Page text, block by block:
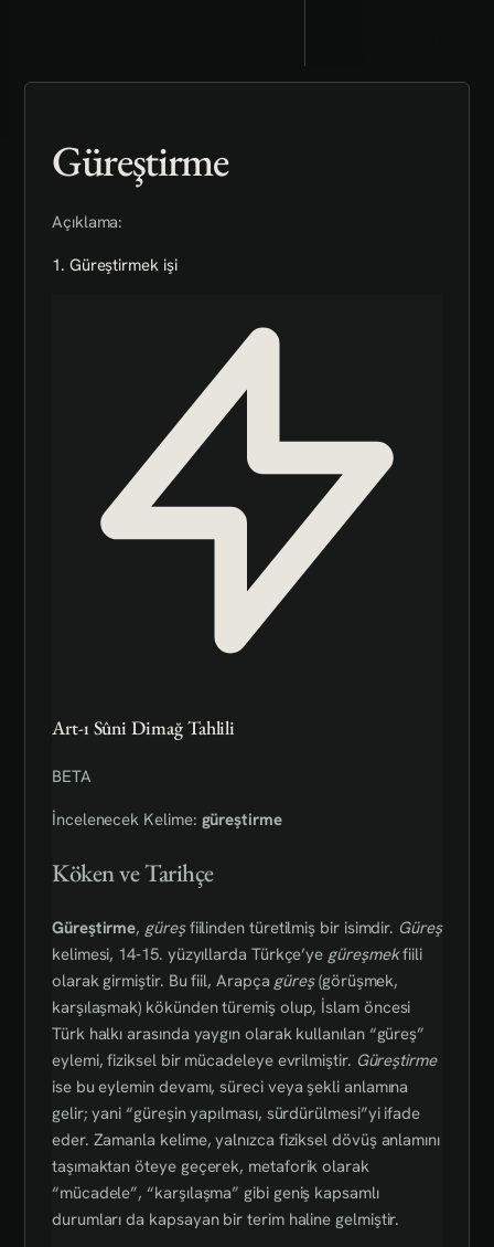
Güreştirme
Açıklama:
1. Güreştirmek işi
Art-ı Sûni Dimağ Tahlili
BETA
İncelenecek Kelime: güreştirme
Köken ve Tarihçe
Güreştirme,güreşfiilinden türetilmiş bir isimdir. Güreş
kelimesi, 14‑15. yüzyıllarda Türkçe’yegüreşmekfiili
olarak girmiştir. Bu fiil, Arapçagüreş(görüşmek,
karşılaşmak) kökünden türemiş olup, İslam öncesi
Türk halkı arasında yaygın olarak kullanılan “güreş”
eylemi, fiziksel bir mücadeleye evrilmiştir. Güreştirme
ise bu eylemin devamı, süreci veya şekli anlamına
gelir; yani “güreşin yapılması, sürdürülmesi”yi ifade
eder. Zamanla kelime, yalnızca fiziksel dövüş anlamını
taşımaktan öteye geçerek, metaforik olarak
“mücadele”, “karşılaşma” gibi geniş kapsamlı
durumları da kapsayan bir terim haline gelmiştir.